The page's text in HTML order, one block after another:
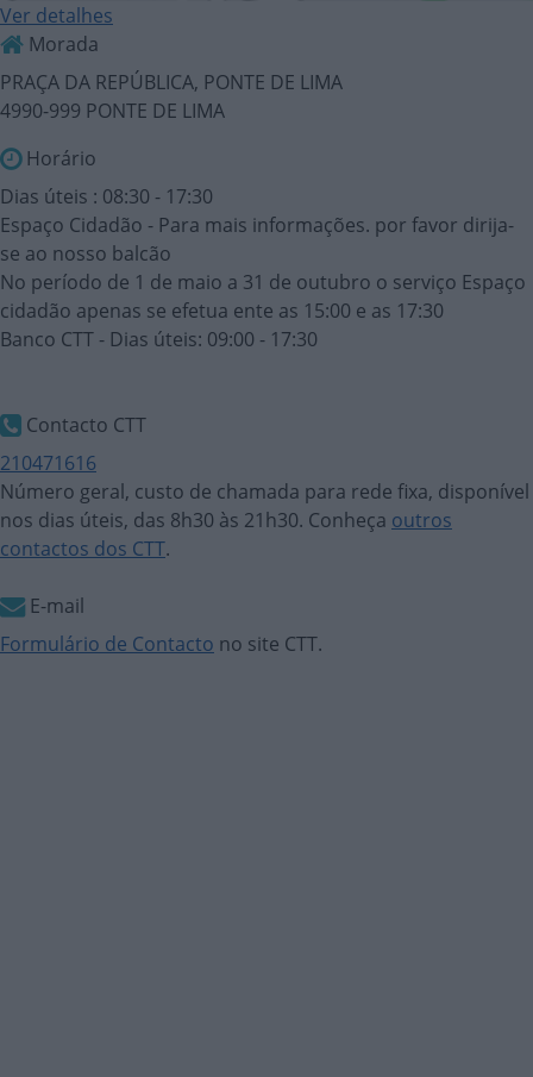
Ver detalhes
Morada
PRAÇA DA REPÚBLICA, PONTE DE LIMA
4990-999 PONTE DE LIMA
Horário
Dias úteis : 08:30 - 17:30
Espaço Cidadão - Para mais informações. por favor dirija-
se ao nosso balcão
No período de 1 de maio a 31 de outubro o serviço Espaço
cidadão apenas se efetua ente as 15:00 e as 17:30
Banco CTT - Dias úteis: 09:00 - 17:30
Contacto CTT
210471616
Número geral, custo de chamada para rede fixa, disponível
nos dias úteis, das 8h30 às 21h30. Conheça outros
contactos dos CTT.
E-mail
Formulário de Contacto no site CTT.